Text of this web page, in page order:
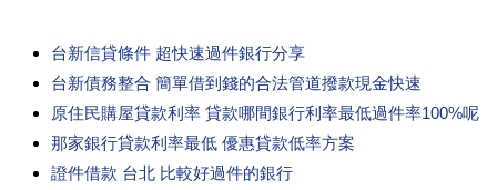
台新信貸條件 超快速過件銀行分享
台新債務整合 簡單借到錢的合法管道撥款現金快速
原住民購屋貸款利率 貸款哪間銀行利率最低過件率100%呢
那家銀行貸款利率最低 優惠貸款低率方案
證件借款 台北 比較好過件的銀行